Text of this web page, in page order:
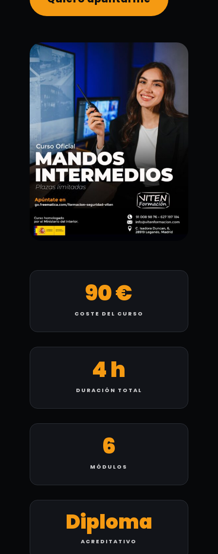
90 €
COSTE DEL CURSO
4 h
DURACIÓN TOTAL
6
MÓDULOS
Diploma
ACREDITATIVO